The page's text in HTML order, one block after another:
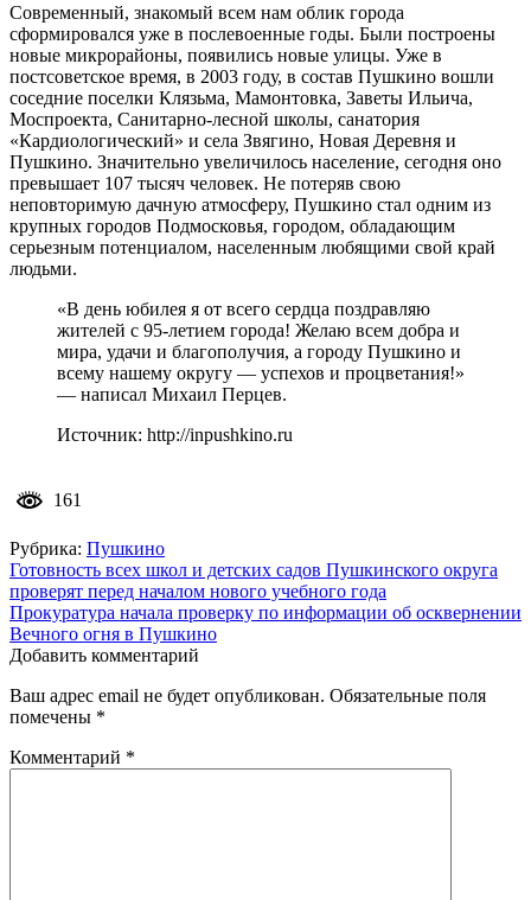
Современный, знакомый всем нам облик города
сформировался уже в послевоенные годы. Были построены
новые микрорайоны, появились новые улицы. Уже в
постсоветское время, в 2003 году, в состав Пушкино вошли
соседние поселки Клязьма, Мамонтовка, Заветы Ильича,
Моспроекта, Санитарно-лесной школы, санатория
«Кардиологический» и села Звягино, Новая Деревня и
Пушкино. Значительно увеличилось население, сегодня оно
превышает 107 тысяч человек. Не потеряв свою
неповторимую дачную атмосферу, Пушкино стал одним из
крупных городов Подмосковья, городом, обладающим
серьезным потенциалом, населенным любящими свой край
людьми.
«В день юбилея я от всего сердца поздравляю
жителей с 95-летием города! Желаю всем добра и
мира, удачи и благополучия, а городу Пушкино и
всему нашему округу — успехов и процветания!»
— написал Михаил Перцев.
Источник: http://inpushkino.ru
161
Рубрика: Пушкино
Навигация
по
записям
Готовность всех школ и детских садов Пушкинского округа
проверят перед началом нового учебного года
Прокуратура начала проверку по информации об осквернении
Вечного огня в Пушкино
Добавить комментарий
Ваш адрес email не будет опубликован. Обязательные поля
помечены *
Комментарий *